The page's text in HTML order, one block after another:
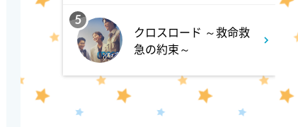
よる 8:54
タモリステーション 日本人と
石油 最前線 そもそも石油と
は何なのか!?徹底取材!
5
クロスロード ～救命救
急の約束～